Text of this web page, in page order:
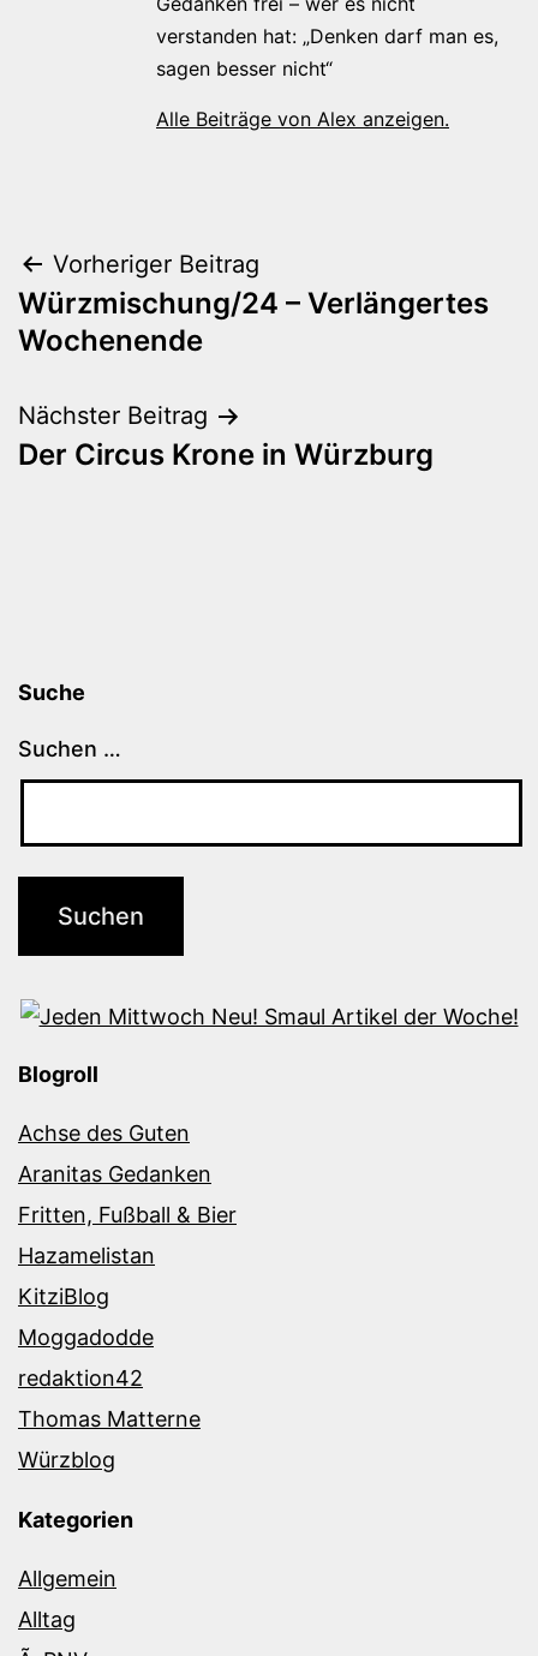
verstanden hat: „Denken darf man es,
sagen besser nicht“
Alle Beiträge von Alex anzeigen.
Beitragsnavigation
Vorheriger Beitrag
Würzmischung/24 – Verlängertes
Wochenende
Nächster Beitrag
Der Circus Krone in Würzburg
Suche
Suchen …
Blogroll
Achse des Guten
Aranitas Gedanken
Fritten, Fußball & Bier
Hazamelistan
KitziBlog
Moggadodde
redaktion42
Thomas Matterne
Würzblog
Kategorien
Allgemein
Alltag